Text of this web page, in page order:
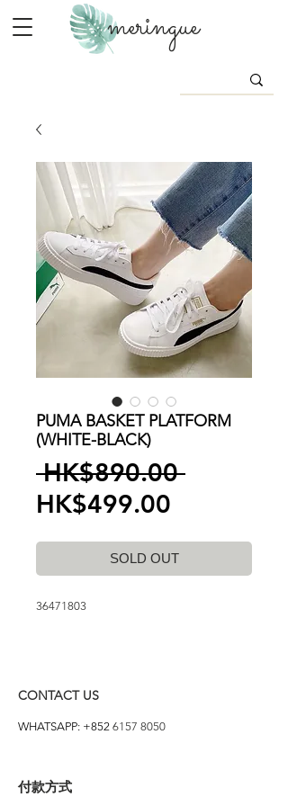
meringue
PUMA BASKET PLATFORM
(WHITE-BLACK)
HK$890.00 一
價
HK$499.00
銷
價
SOLD OUT
36471803
CONTACT US
WHATSAPP: +852 6157 8050
付款方式